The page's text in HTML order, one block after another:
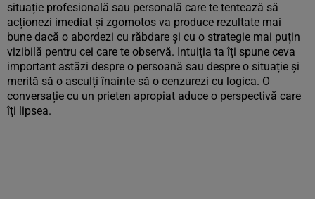
situație profesională sau personală care te tentează să
acționezi imediat și zgomotos va produce rezultate mai
bune dacă o abordezi cu răbdare și cu o strategie mai puțin
vizibilă pentru cei care te observă. Intuiția ta îți spune ceva
important astăzi despre o persoană sau despre o situație și
merită să o asculți înainte să o cenzurezi cu logica. O
conversație cu un prieten apropiat aduce o perspectivă care
îți lipsea.